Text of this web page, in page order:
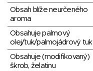
Obsah blíže neurčeného
aroma
Obsahuje palmový
olej/tuk/palmojádrový tuk
Obsahuje (modifikovaný)
škrob, želatinu